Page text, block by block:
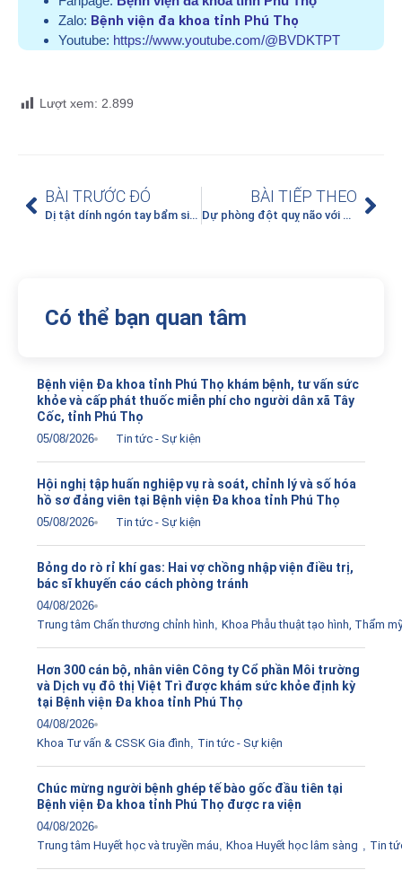
Zalo: Bệnh viện đa khoa tỉnh Phú Thọ
Youtube: https://www.youtube.com/@BVDKTPT
Lượt xem: 2.899
BÀI TRƯỚC ĐÓ
Dị tật dính ngón tay bẩm sinh – 5 điều cần biết
BÀI TIẾP THEO
Dự phòng đột quỵ não với phương châm 4 Duy Trì- 3 Kiểm Soát
Có thể bạn quan tâm
Bệnh viện Đa khoa tỉnh Phú Thọ khám bệnh, tư vấn sức
khỏe và cấp phát thuốc miễn phí cho người dân xã Tây
Cốc, tỉnh Phú Thọ
05/08/2026 Tin tức - Sự kiện
Hội nghị tập huấn nghiệp vụ rà soát, chỉnh lý và số hóa
hồ sơ đảng viên tại Bệnh viện Đa khoa tỉnh Phú Thọ
05/08/2026 Tin tức - Sự kiện
Bỏng do rò rỉ khí gas: Hai vợ chồng nhập viện điều trị,
bác sĩ khuyến cáo cách phòng tránh
04/08/2026
Trung tâm Chấn thương chỉnh hình Khoa Phẫu thuật tạo hình, Thẩm
Hơn 300 cán bộ, nhân viên Công ty Cổ phần Môi trường
và Dịch vụ đô thị Việt Trì được khám sức khỏe định kỳ
tại Bệnh viện Đa khoa tỉnh Phú Thọ
04/08/2026
Khoa Tư vấn & CSSK Gia đình
Tin tức - Sự kiện
Chúc mừng người bệnh ghép tế bào gốc đầu tiên tại
Bệnh viện Đa khoa tỉnh Phú Thọ được ra viện
04/08/2026
Trung tâm Huyết học và truyền máu Khoa Huyết học lâm sàng Tin